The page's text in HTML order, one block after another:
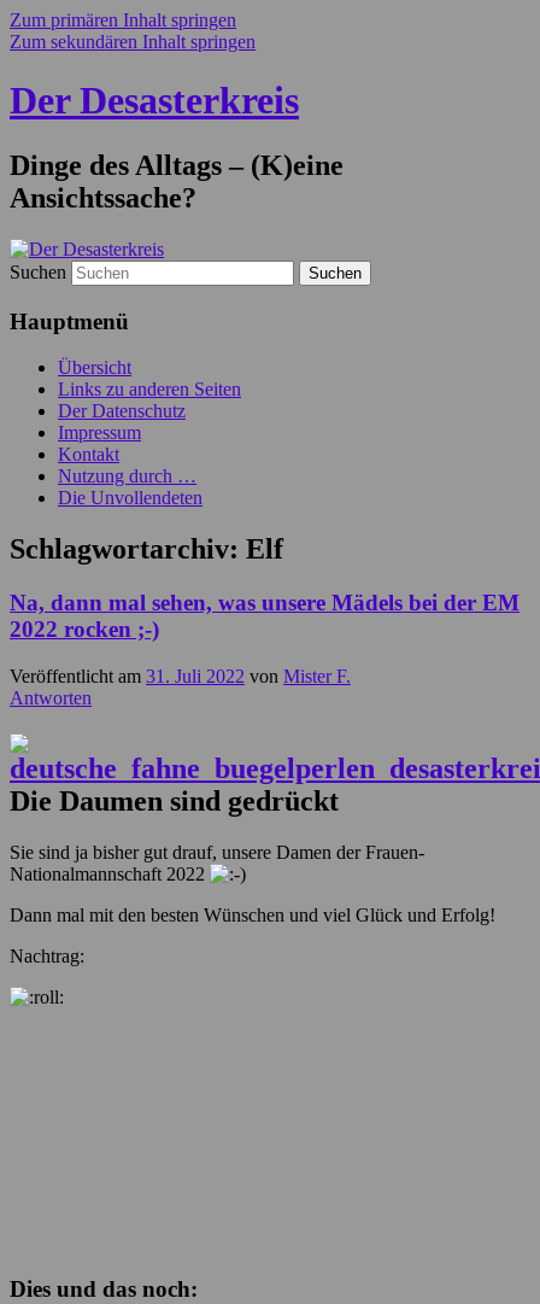
Zum primären Inhalt springen
Zum sekundären Inhalt springen
Der Desasterkreis
Dinge des Alltags – (K)eine
Ansichtssache?
Suchen
Hauptmenü
Übersicht
Links zu anderen Seiten
Der Datenschutz
Impressum
Kontakt
Nutzung durch …
Die Unvollendeten
Schlagwortarchiv: Elf
Na, dann mal sehen, was unsere Mädels bei der EM
2022 rocken ;-)
Veröffentlicht am 31. Juli 2022 von Mister F.
Antworten
Die Daumen sind gedrückt
Sie sind ja bisher gut drauf, unsere Damen der Frauen-
Nationalmannschaft 2022
Dann mal mit den besten Wünschen und viel Glück und Erfolg!
Nachtrag:
Dies und das noch: